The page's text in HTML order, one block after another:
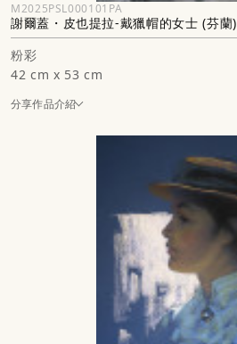
M2025PSL000101PA
謝爾蓋・皮也提拉-戴獵帽的女士 (芬蘭)
粉彩
42 cm x 53 cm
分享作品介紹